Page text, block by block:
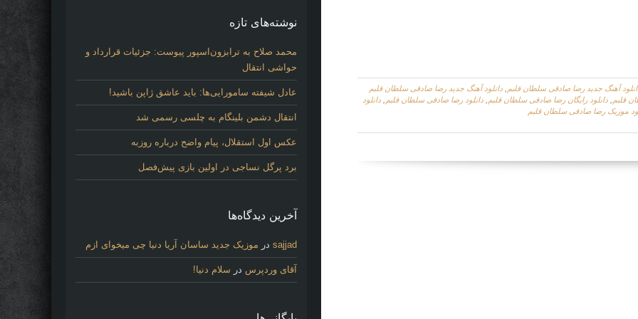
آهنگ جدید رضا صادقی سلطان قلبم
دانلود آهنگ جدید رضا صادقی سلطان قلبم
قلبم دانلود رایگان رضا صادقی سلطان قلبم دانلود رضا صادقی سلطان قلبم
دانلود
موزیک رضا صادقی سلطان قلبم
نوشته‌های تازه
محمد صلاح به ترابزون‌اسپور پیوست: جزئیات قرارداد و
حواشی انتقال
عادل شیفته سامورایی‌ها: باید عاشق ژاپن باشید!
انتقال دشمن بلینگام به چلسی رسمی شد
عکس اول استقلال، پیام واضح درباره روزبه
برد پرگل نساجی در اولین بازی پیش‌فصل
آخرین دیدگاه‌ها
sajjadدر موزیک جدید ساسان آریا دنیا چی میخوای ازم
آقای وردپرس در سلام دنیا!